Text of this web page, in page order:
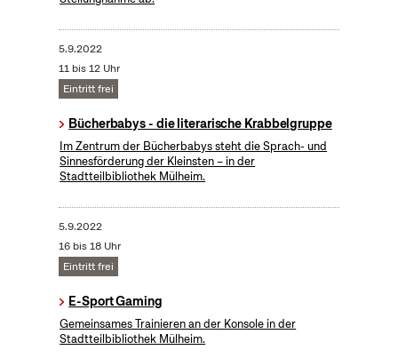
5.9.2022
11 bis 12 Uhr
Eintritt frei
Bücherbabys - die literarische Krabbelgruppe
Im Zentrum der Bücherbabys steht die Sprach- und
Sinnesförderung der Kleinsten – in der
Stadtteilbibliothek Mülheim.
5.9.2022
16 bis 18 Uhr
Eintritt frei
E-Sport Gaming
Gemeinsames Trainieren an der Konsole in der
Stadtteilbibliothek Mülheim.